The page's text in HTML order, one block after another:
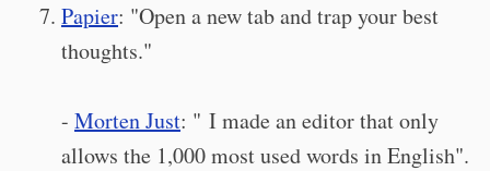
Papier: "Open a new tab and trap your best
thoughts."
- Morten Just: " I made an editor that only
allows the 1,000 most used words in English".